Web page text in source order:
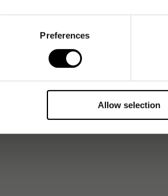
Preferences
Allow selection